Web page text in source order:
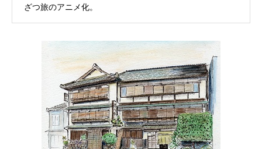
ざつ旅のアニメ化。